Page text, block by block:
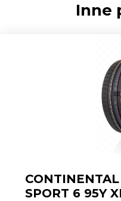
Inne
SPORT 6 95Y